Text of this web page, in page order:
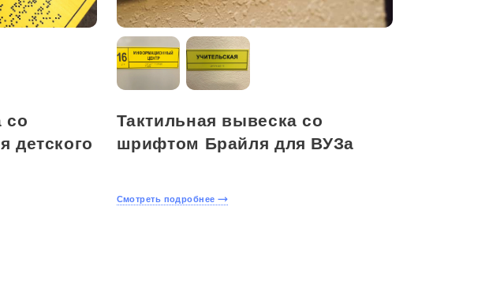
со
детского
Тактильная вывеска со
шрифтом Брайля для ВУЗа
Смотреть подробнее